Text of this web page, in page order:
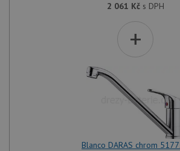
2 061 Kčs DPH
+
Blanco DARAS chrom